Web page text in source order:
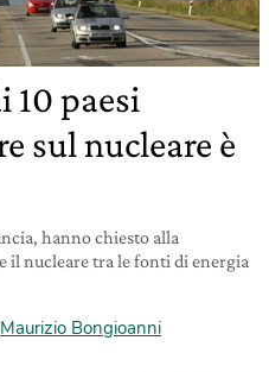
10 paesi
sul nucleare è
hanno chiesto alla
il nucleare tra le fonti di energia
Maurizio Bongioanni